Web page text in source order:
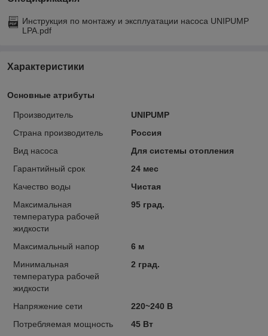
Инструкция по монтажу и эксплуатации насоса UNIPUMP
LPA.pdf
Характеристики
Основные атрибуты
Производитель
UNIPUMP
Страна производитель
Россия
Вид насоса
Для системы отопления
Гарантийный срок
24 мес
Качество воды
Чистая
Максимальная
температура рабочей
жидкости
95 град.
Максимальный напор
6 м
Минимальная
температура рабочей
жидкости
2 град.
Напряжение сети
220~240 В
Потребляемая мощность
45 Вт